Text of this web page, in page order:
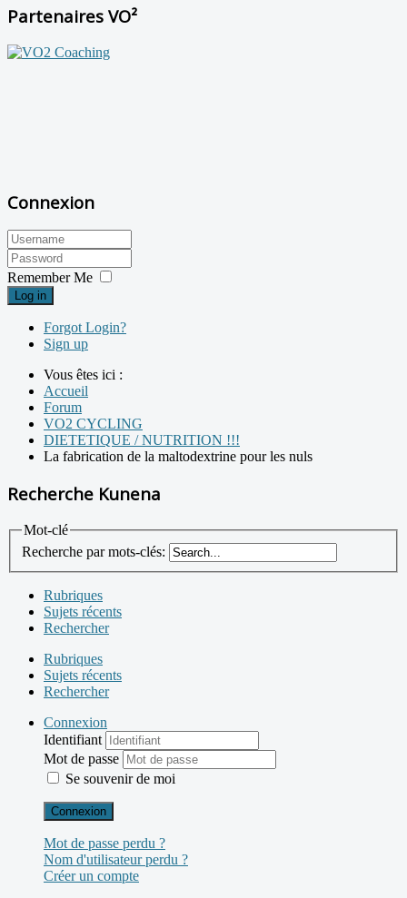
Partenaires VO²
Connexion
Remember Me
Log in
Forgot Login?
Sign up
Vous êtes ici :
Accueil
Forum
VO2 CYCLING
DIETETIQUE / NUTRITION !!!
La fabrication de la maltodextrine pour les nuls
Recherche Kunena
Mot-clé
Recherche par mots-clés:
Rubriques
Sujets récents
Rechercher
Rubriques
Sujets récents
Rechercher
Connexion
Identifiant
Mot de passe
Se souvenir de moi
Connexion
Mot de passe perdu ?
Nom d'utilisateur perdu ?
Créer un compte